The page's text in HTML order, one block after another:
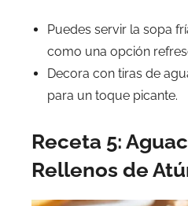
Puedes servir la sopa
como una opción
Decora con tiras de
para un toque picante.
Receta 5:
Rellenos de